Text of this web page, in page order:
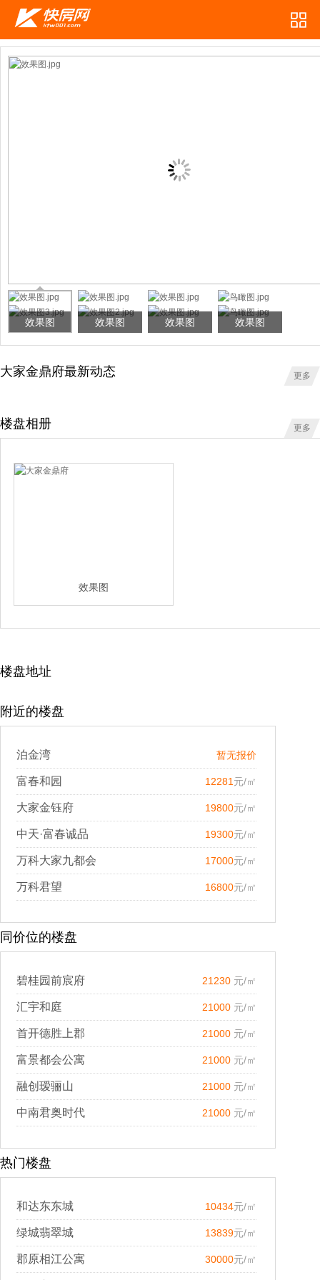
效果图 效果图 效果图 效果图
大家金鼎府最新动态 更多
楼盘相册 更多
效果图
楼盘地址
附近的楼盘
泊金湾 暂无报价
富春和园 12281 元/㎡
大家金钰府 19800元/㎡
中天·富春诚品 19300元/㎡
万科大家九都会 17000元/㎡
万科君望 16800元/㎡
同价位的楼盘
碧桂园前宸府 21230 元/㎡
汇宇和庭 21000 元/㎡
首开德胜上郡 21000 元/㎡
富景都会公寓 21000 元/㎡
融创瑷骊山 21000 元/㎡
中南君奥时代 21000 元/㎡
热门楼盘
和达东东城 10434元/㎡
绿城翡翠城 13839元/㎡
郡原相江公寓 30000元/㎡